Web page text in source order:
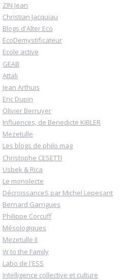
ZIN Jean
Christian Jacquiau
Blogs d'Alter Eco
EcoDemystificateur
Ecole active
GEAB
Attali
Jean Arthuis
Eric Dupin
Olivier Berruyer
Influences, de Benedicte KIBLER
Mezetulle
Les blogs de philo mag
Christophe CESETTI
Usbek & Rica
Le monolecte
DécroissanceS par Michel Lepesant
Bernard Garrigues
Philippe Corcuff
Mésologiques
Mezetulle II
W to the Family
Labo de l'ESS
Intelligence collective et culture